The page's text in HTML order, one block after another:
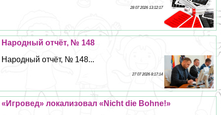
28 07 2026 13:12:17
Народный отчёт, № 148
Народный отчёт, № 148...
27 07 2026 8:17:14
«Игровед» локализовал «Nicht die Bohne!»